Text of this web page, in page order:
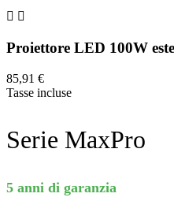
 
Proiettore LED 100W
85,91 €
Tasse incluse
Serie MaxPro
5 anni di garanzia